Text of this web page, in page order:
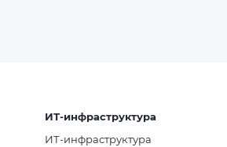
ИТ-инфраструктура
ИТ-инфраструктура